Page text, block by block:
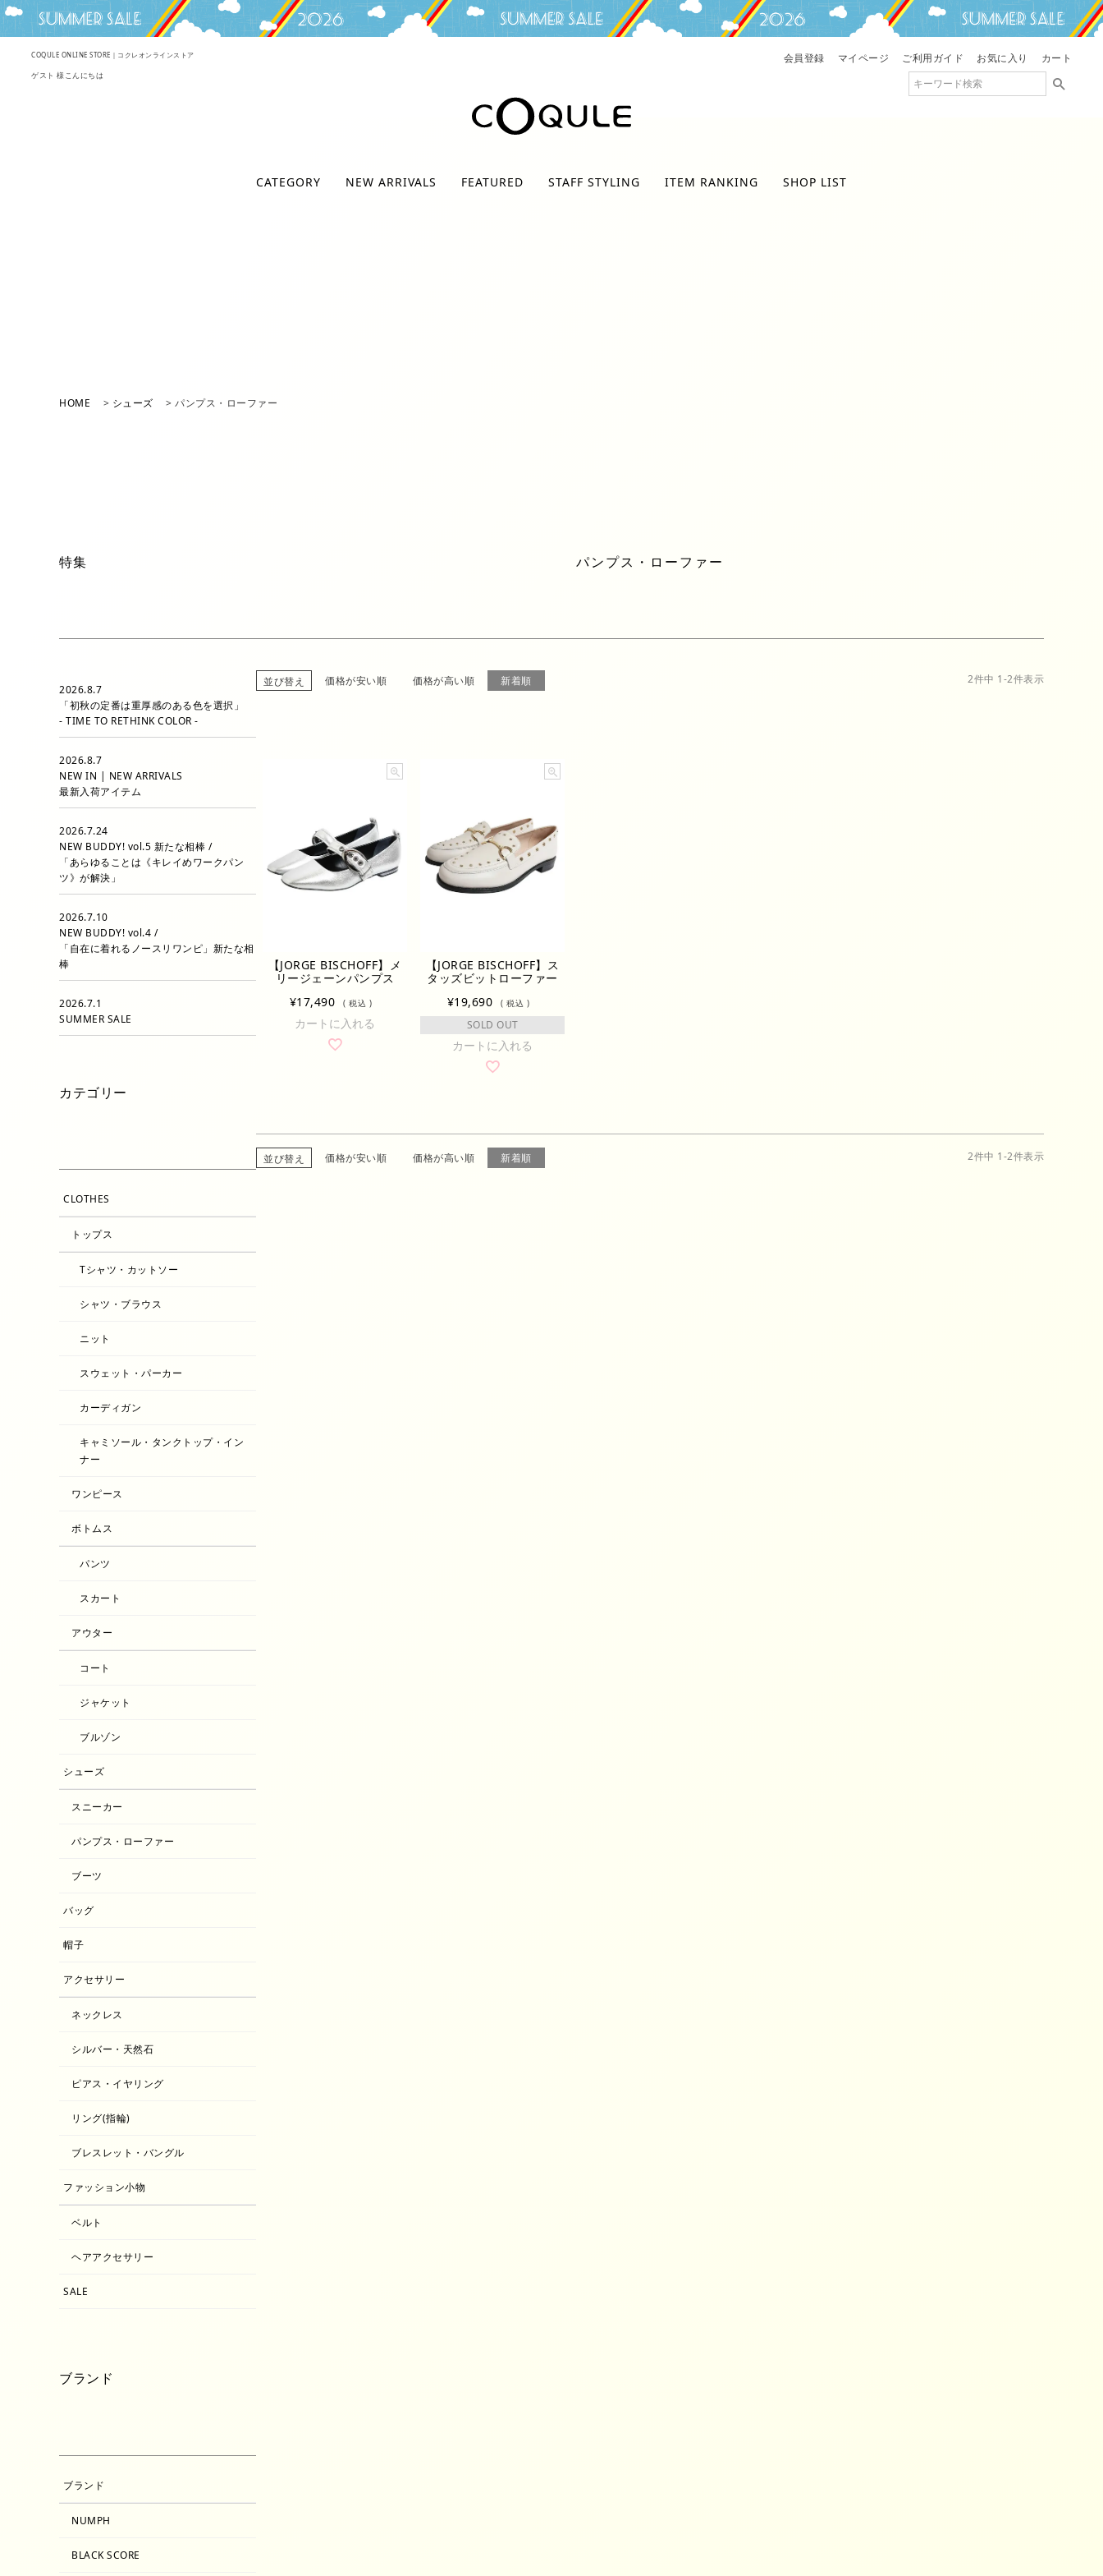
COQULE ONLINE STORE｜コクレオンラインストア
ゲスト 様こんにちは
会員登録 マイページ ご利用ガイド お気に入り カート
CATEGORY NEW ARRIVALS FEATURED STAFF STYLING ITEM RANKING SHOP LIST
HOME シューズ パンプス・ローファー
特集
2026.8.7
「初秋の定番は重厚感のある色を選択」
- TIME TO RETHINK COLOR -
2026.8.7
NEW IN | NEW ARRIVALS
最新入荷アイテム
2026.7.24
NEW BUDDY! vol.5 新たな相棒 /
「あらゆることは《キレイめワークパン
ツ》が解決」
2026.7.10
NEW BUDDY! vol.4 /
「自在に着れるノースリワンピ」新たな相
棒
2026.7.1
SUMMER SALE
カテゴリー
CLOTHES
トップス
Tシャツ・カットソー
シャツ・ブラウス
ニット
スウェット・パーカー
カーディガン
キャミソール・タンクトップ・イン
ナー
ワンピース
ボトムス
パンツ
スカート
アウター
コート
ジャケット
ブルゾン
シューズ
スニーカー
パンプス・ローファー
ブーツ
バッグ
帽子
アクセサリー
ネックレス
シルバー・天然石
ピアス・イヤリング
リング(指輪)
ブレスレット・バングル
ファッション小物
ベルト
ヘアアクセサリー
SALE
ブランド
ブランド
NUMPH
BLACK SCORE
パンプス・ローファー
並び替え 価格が安い順 価格が高い順 新着順 2件中 1-2件表示
【JORGE BISCHOFF】メ
リージェーンパンプス
¥17,490 税込
カートに入れる
【JORGE BISCHOFF】ス
タッズビットローファー
¥19,690 税込
SOLD OUT
カートに入れる
並び替え 価格が安い順 価格が高い順 新着順 2件中 1-2件表示